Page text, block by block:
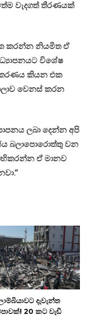
වැදගත් තීරණයක්
කරන්න නියමිත ඒ
විශේෂ
කියන එක
වෙනස් කරන
ලබා දෙන්න අපි
බලාපොරොත්තු වන
ඒ මානව
දැවැන්ත
20 කට වැඩි